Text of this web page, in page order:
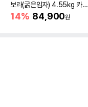
보라(굵은입자) 4.55kg 카사
바모래
14% 84,900원